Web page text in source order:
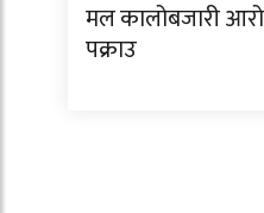
मल कालोबजारी
पक्राउ